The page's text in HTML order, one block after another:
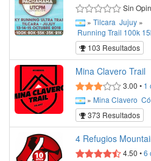
Sin
» Tilcara Jujuy »
Running Trail 100k
103 Resultados
Mina Clavero Trail
3.00 • 1
» Mina Clavero
373 Resultados
4 Refugios
4.50 •6